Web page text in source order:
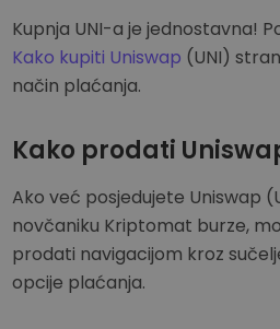
Kupnja UNI-a je jednostavna!
Kako kupiti Uniswap (UNI)
način plaćanja.
Kako prodati
Ako već posjedujete Uniswap
novčaniku Kriptomat burze,
prodati navigacijom kroz
opcije plaćanja.